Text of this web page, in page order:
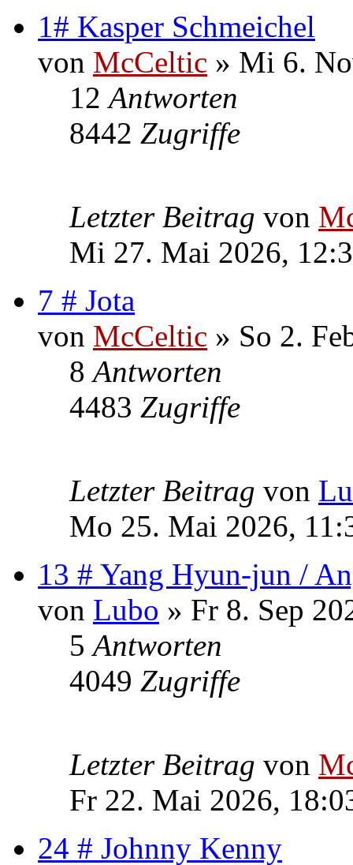
1# Kasper Schmeichel
von McCeltic » Mi 6.
12Antworten
8442 Zugriffe
Letzter Beitrag von
Mi 27. Mai 2026,
7 # Jota
von McCeltic » So 2.
8Antworten
4483 Zugriffe
Letzter Beitrag von
Mo 25. Mai 2026,
13 # Yang Hyun-jun /
von Lubo » Fr 8. Sep
5Antworten
4049 Zugriffe
Letzter Beitrag von
Fr 22. Mai 2026,
24 # Johnny Kenny